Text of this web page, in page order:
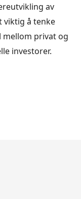
av
viktig å tenke
mellom privat og
investorer.